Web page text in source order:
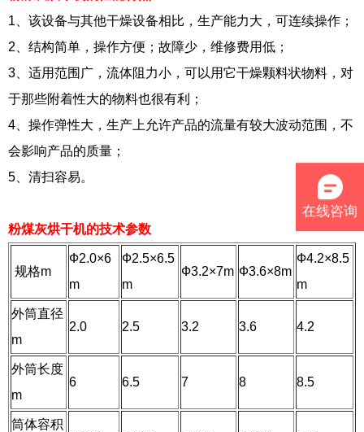
1、该设备与其他干燥设备相比，生产能力大，可连续操作；
2、结构简单，操作方便；故障少，维修费用低；
3、适用范围广，流体阻力小，可以用它干燥颗料状物料，对
于那些附着性大的物料也很有利；
4、操作弹性大，生产上允许产品的流量有较大波动范围，不
会影响产品的质量；
5、清扫容易。
粉煤灰烘干机的技术参数
规格m
Ф2.0×6
m
Ф2.5×6.5
m
Ф3.2×7m Ф3.6×8m
Ф4.2×8.5
m
外筒直径
m
2.0 2.5 3.2 3.6 4.2
外筒长度
m
6 6.5 7 8 8.5
筒体容积
在线咨询